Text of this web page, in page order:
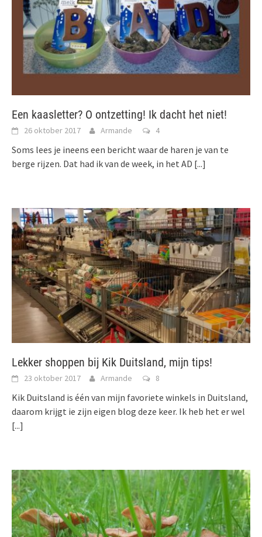
Een kaasletter? O ontzetting! Ik dacht het niet!
26 oktober 2017 Armande 4
Soms lees je ineens een bericht waar de haren je van te
berge rijzen. Dat had ik van de week, in het AD [...]
Lekker shoppen bij Kik Duitsland, mijn tips!
23 oktober 2017 Armande 8
Kik Duitsland is één van mijn favoriete winkels in Duitsland,
daarom krijgt ie zijn eigen blog deze keer. Ik heb het er wel
[...]